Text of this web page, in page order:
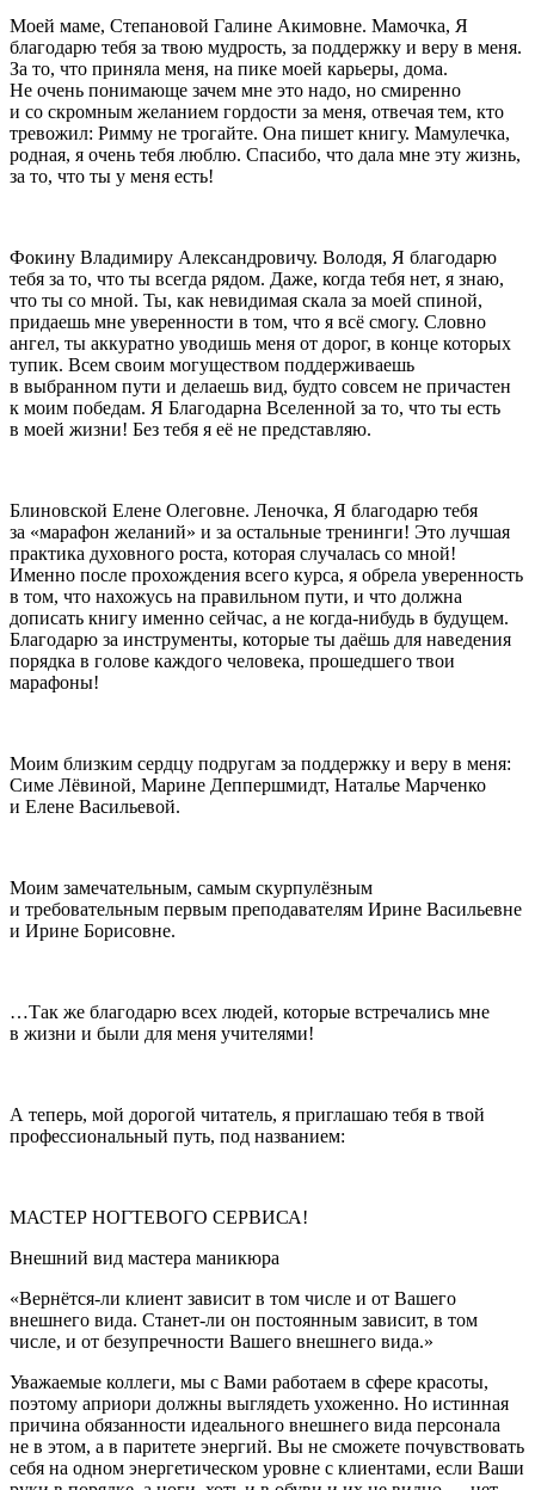
Моей маме, Степановой Галине Акимовне. Мамочка, Я
благодарю тебя за твою мудрость, за поддержку и веру в меня.
За то, что приняла меня, на пике моей карьеры, дома.
Не очень понимающе зачем мне это надо, но смиренно
и со скромным желанием гордости за меня, отвечая тем, кто
тревожил: Римму не трогайте. Она пишет книгу. Мамулечка,
родная, я очень тебя люблю. Спасибо, что дала мне эту жизнь,
за то, что ты у меня есть!
Фокину Владимиру Александровичу. Володя, Я благодарю
тебя за то, что ты всегда рядом. Даже, когда тебя нет, я знаю,
что ты со мной. Ты, как невидимая скала за моей спиной,
придаешь мне уверенности в том, что я всё смогу. Словно
ангел, ты аккуратно уводишь меня от дорог, в конце которых
тупик. Всем своим могуществом поддерживаешь
в выбранном пути и делаешь вид, будто совсем не причастен
к моим победам. Я Благодарна Вселенной за то, что ты есть
в моей жизни! Без тебя я её не представляю.
Блиновской Елене Олеговне. Леночка, Я благодарю тебя
за «марафон желаний» и за остальные тренинги! Это лучшая
практика духовного роста, которая случалась со мной!
Именно после прохождения всего курса, я обрела уверенность
в том, что нахожусь на правильном пути, и что должна
дописать книгу именно сейчас, а не когда-нибудь в будущем.
Благодарю за инструменты, которые ты даёшь для наведения
порядка в голове каждого человека, прошедшего твои
марафоны!
Моим близким сердцу подругам за поддержку и веру в меня:
Симе Лёвиной, Марине Деппершмидт, Наталье Марченко
и Елене Васильевой.
Моим замечательным, самым скурпулёзным
и требовательным первым преподавателям Ирине Васильевне
и Ирине Борисовне.
…Так же благодарю всех людей, которые встречались мне
в жизни и были для меня учителями!
А теперь, мой дорогой читатель, я приглашаю тебя в твой
профессиональный путь, под названием:
МАСТЕР НОГТЕВОГО СЕРВИСА!
Внешний вид мастера маникюра
«Вернётся-ли клиент зависит в том числе и от Вашего
внешнего вида. Станет-ли он постоянным зависит, в том
числе, и от безупречности Вашего внешнего вида.»
Уважаемые коллеги, мы с Вами работаем в сфере красоты,
поэтому априори должны выглядеть ухоженно. Но истинная
причина обязанности идеального внешнего вида персонала
не в этом, а в паритете энергий. Вы не сможете почувствовать
себя на одном энергетическом уровне с клиентами, если Ваши